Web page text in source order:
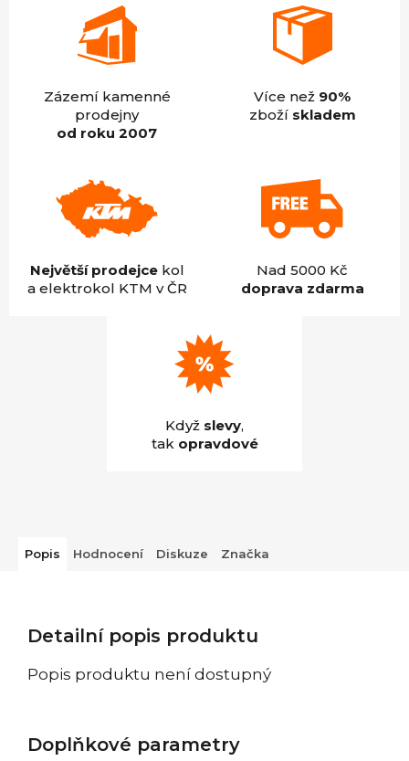
Zázemí kamenné
prodejny
od roku 2007
Více než 90%
zboží skladem
Největší prodejcekol
a elektrokol KTM v ČR
Nad 5000 Kč
doprava zdarma
Když slevy,
tak opravdové
Popis Hodnocení Diskuze Značka
Detailní popis produktu
Popis produktu není dostupný
Doplňkové parametry